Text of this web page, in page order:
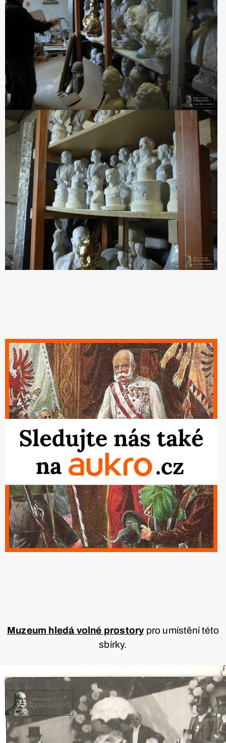
Muzeum hledá volné prostorypro umístění této
sbírky.